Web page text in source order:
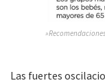
Las fuertes